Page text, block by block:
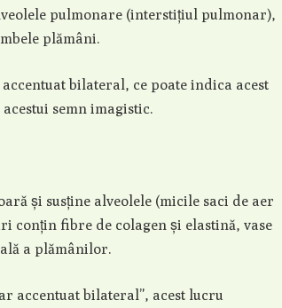
pulmonare (interstițiul pulmonar),
plămâni.
bilateral, ce poate indica acest
semn imagistic.
și susține alveolele (micile saci de aer
conțin fibre de colagen și elastină, vase
a plămânilor.
accentuat bilateral”, acest lucru